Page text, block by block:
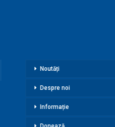
Noutăți
Despre noi
Informație